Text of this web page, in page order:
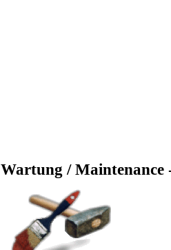
Wartung / Maintenance